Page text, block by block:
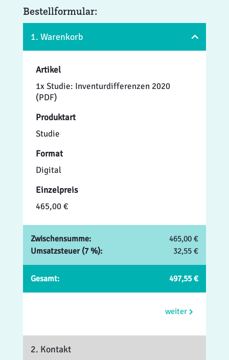
Bestellformular:
1. Warenkorb
Artikel
1x Studie: Inventurdifferenzen 2020
(PDF)
Produktart
Studie
Format
Digital
Einzelpreis
465,00 €
Zwischensumme:
465,00 €
Umsatzsteuer (7 %):
32,55 €
Gesamt: 497,55 €
weiter
2. Kontakt